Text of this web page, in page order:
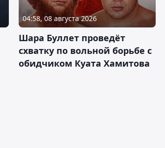
04:58, 08 августа 2026
Шара Буллет проведёт
схватку по вольной борьбе с
обидчиком Куата Хамитова